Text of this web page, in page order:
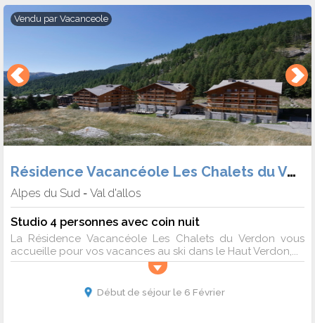
Vendu par Vacanceole
Résidence Vacancéole Les Chalets du Verdon
Alpes du Sud - Val d'allos
Studio 4 personnes avec coin nuit
La Résidence Vacancéole Les Chalets du Verdon vous
accueille pour vos vacances au ski dans le Haut Verdon,...
Début de séjour le 6 Février